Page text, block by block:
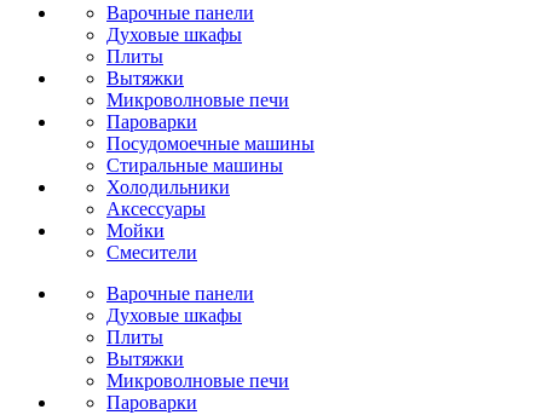
Варочные панели
Духовые шкафы
Плиты
Вытяжки
Микроволновые печи
Пароварки
Посудомоечные машины
Стиральные машины
Холодильники
Аксессуары
Мойки
Cмесители
Варочные панели
Духовые шкафы
Плиты
Вытяжки
Микроволновые печи
Пароварки